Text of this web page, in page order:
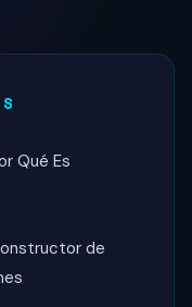
Qué Es
de